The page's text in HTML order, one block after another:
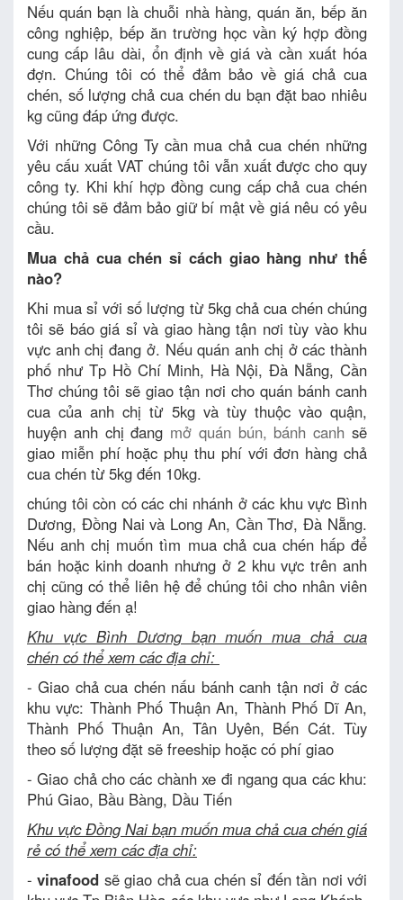
Nếu quán bạn là chuỗi nhà hàng, quán ăn, bếp ăn
công nghiệp, bếp ăn trường học vần ký hợp đồng
cung cấp lâu dài, ổn định về giá và cần xuất hóa
đợn. Chúng tôi có thể đảm bảo về giá chả cua
chén, số lượng chả cua chén du bạn đặt bao nhiêu
kg cũng đáp ứng được.
Với những Công Ty cần mua chả cua chén những
yêu cấu xuất VAT chúng tôi vẫn xuất được cho quy
công ty. Khi khí hợp đồng cung cấp chả cua chén
chúng tôi sẽ đảm bảo giữ bí mật về giá nêu có yêu
cầu.
Mua chả cua chén sỉ cách giao hàng như thế
nào?
Khi mua sỉ với số lượng từ 5kg chả cua chén chúng
tôi sẽ báo giá sỉ và giao hàng tận nơi tùy vào khu
vực anh chị đang ở. Nếu quán anh chị ở các thành
phố như Tp Hồ Chí Minh, Hà Nội, Đà Nẵng, Cần
Thơ chúng tôi sẽ giao tận nơi cho quán bánh canh
cua của anh chị từ 5kg và tùy thuộc vào quận,
huyện anh chị đang mở quán bún, bánh canh sẽ
giao miễn phí hoặc phụ thu phí với đơn hàng chả
cua chén từ 5kg đến 10kg.
chúng tôi còn có các chi nhánh ở các khu vực Bình
Dương, Đồng Nai và Long An, Cần Thơ, Đà Nẵng.
Nếu anh chị muốn tìm mua chả cua chén hấp để
bán hoặc kinh doanh nhưng ở 2 khu vực trên anh
chị cũng có thể liên hệ để chúng tôi cho nhân viên
giao hàng đến ạ!
Khu vực Bình Dương bạn muốn mua chả cua
chén có thể xem các địa chỉ:
- Giao chả cua chén nấu bánh canh tận nơi ở các
khu vực: Thành Phố Thuận An, Thành Phố Dĩ An,
Thành Phố Thuận An, Tân Uyên, Bến Cát. Tùy
theo số lượng đặt sẽ freeship hoặc có phí giao
- Giao chả cho các chành xe đi ngang qua các khu:
Phú Giao, Bầu Bàng, Dầu Tiến
Khu vực Đồng Nai bạn muốn mua chả cua chén giá
rẻ có thể xem các địa chỉ:
-vinafood sẽ giao chả cua chén sỉ đến tần nơi với